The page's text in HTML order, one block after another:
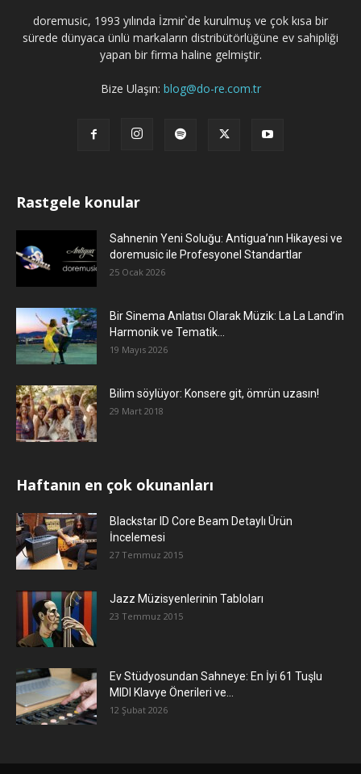
doremusic, 1993 yılında İzmir`de kurulmuş ve çok kısa bir
sürede dünyaca ünlü markaların distribütörlüğüne ev sahipliği
yapan bir firma haline gelmiştir.
Bize Ulaşın: blog@do-re.com.tr
Rastgele konular
Sahnenin Yeni Soluğu: Antigua’nın Hikayesi ve
doremusic ile Profesyonel Standartlar
25 Ocak 2026
Bir Sinema Anlatısı Olarak Müzik: La La Land’in
Harmonik ve Tematik...
19 Mayıs 2026
Bilim söylüyor: Konsere git, ömrün uzasın!
29 Mart 2018
Haftanın en çok okunanları
Blackstar ID Core Beam Detaylı Ürün
İncelemesi
27 Temmuz 2015
Jazz Müzisyenlerinin Tabloları
23 Temmuz 2015
Ev Stüdyosundan Sahneye: En İyi 61 Tuşlu
MIDI Klavye Önerileri ve...
12 Şubat 2026